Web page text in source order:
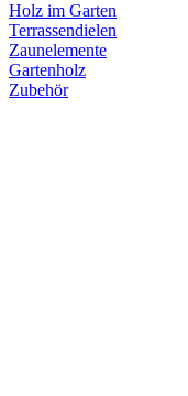
Holz im Garten
Terrassendielen
Zaunelemente
Gartenholz
Zubehör